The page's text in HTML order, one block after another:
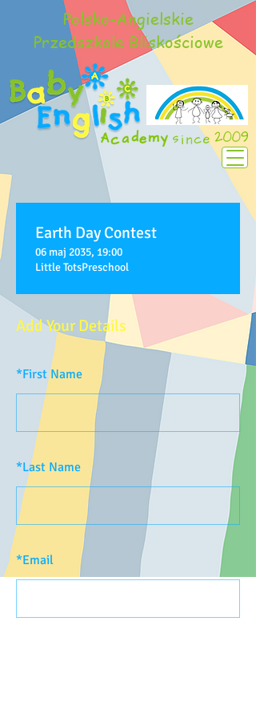
Polsko-Angielskie
Przedszkole Bliskościowe
Add Your Details
*First Name
*Last Name
*Email
Earth Day Contest
06 maj 2035, 19:00
Little TotsPreschool